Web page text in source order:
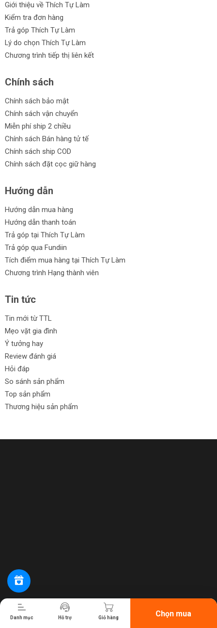
Danh mục Hỗ trợ Giỏ hàng Chọn mua
Giới thiệu về Thích Tự Làm
Kiểm tra đơn hàng
Trả góp Thích Tự Làm
Lý do chọn Thích Tự Làm
Chương trình tiếp thị liên kết
Chính sách
Chính sách bảo mật
Chính sách vận chuyển
Miễn phí ship 2 chiều
Chính sách Bán hàng tử tế
Chính sách ship COD
Chính sách đặt cọc giữ hàng
Hướng dẫn
Hướng dẫn mua hàng
Hướng dẫn thanh toán
Trả góp tại Thích Tự Làm
Trả góp qua Fundiin
Tích điểm mua hàng tại Thích Tự Làm
Chương trình Hạng thành viên
Tin tức
Tin mới từ TTL
Mẹo vặt gia đình
Ý tưởng hay
Review đánh giá
Hỏi đáp
So sánh sản phẩm
Top sản phẩm
Thương hiệu sản phẩm
Tiến hành thanh toán